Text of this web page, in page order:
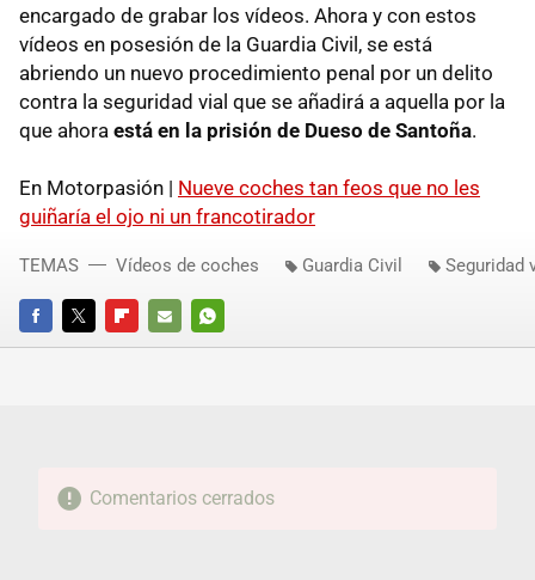
encargado de grabar los vídeos. Ahora y con estos
vídeos en posesión de la Guardia Civil, se está
abriendo un nuevo procedimiento penal por un delito
contra la seguridad vial que se añadirá a aquella por la
que ahora está en la prisión de Dueso de Santoña.
En Motorpasión | Nueve coches tan feos que no les
guiñaría el ojo ni un francotirador
FACEBOOKTWITTERFLIPBOARD
E-
WHATSAPP
TEMAS Vídeos de coches Guardia Civil Seguridad
Comentarios cerrados